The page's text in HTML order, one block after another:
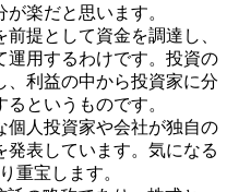
楽だと思います。
提として資金を調達し、
運用するわけです。投資の
、利益の中から投資家に分
というものです。
個人投資家や会社が独自の
発表しています。気になる
重宝します。